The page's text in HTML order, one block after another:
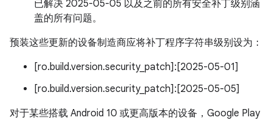
已解决 2025-05-05 以及之前的所有安全补丁级别涵
盖的所有问题。
预装这些更新的设备制造商应将补丁程序字符串级别设为：
[ro.build.version.security_patch]:[2025-05-01]
[ro.build.version.security_patch]:[2025-05-05]
对于某些搭载 Android 10 或更高版本的设备，Google Play